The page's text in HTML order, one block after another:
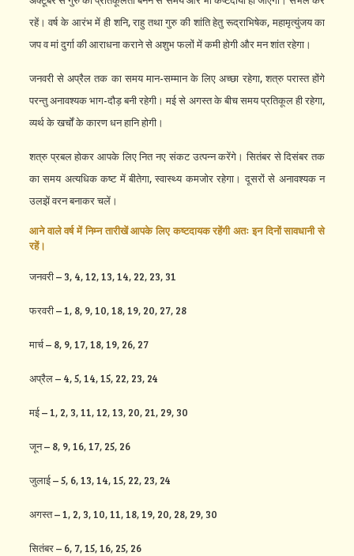
रहें। वर्ष के आरंभ में ही शनि, राहु तथा गुरु की शांति हेतु रूद्राभिषेक, महामृत्युंजय का
जप व मां दुर्गा की आराधना कराने से अशुभ फलों में कमी होगी और मन शांत रहेगा।
जनवरी से अप्रैल तक का समय मान-सम्मान के लिए अच्छा रहेगा, शत्रु परास्त होंगे
परन्तु अनावश्यक भाग-दौड़ बनी रहेगी। मई से अगस्त के बीच समय प्रतिकूल ही रहेगा,
व्यर्थ के खर्चों के कारण धन हानि होगी।
शत्रु प्रबल होकर आपके लिए नित नए संकट उत्पन्न करेंगे। सितंबर से दिसंबर तक
का समय अत्यधिक कष्ट में बीतेगा, स्वास्थ्य कमजोर रहेगा। दूसरों से अनावश्यक न
उलझें वरन बनाकर चलें।
आने वाले वर्ष में निम्न तारीखें आपके लिए कष्टदायक रहेंगी अतः इन दिनों सावधानी से
रहें।
जनवरी – 3, 4, 12, 13, 14, 22, 23, 31
फरवरी – 1, 8, 9, 10, 18, 19, 20, 27, 28
मार्च – 8, 9, 17, 18, 19, 26, 27
अप्रैल – 4, 5, 14, 15, 22, 23, 24
मई – 1, 2, 3, 11, 12, 13, 20, 21, 29, 30
जून – 8, 9, 16, 17, 25, 26
जुलाई – 5, 6, 13, 14, 15, 22, 23, 24
अगस्त – 1, 2, 3, 10, 11, 18, 19, 20, 28, 29, 30
सितंबर – 6, 7, 15, 16, 25, 26